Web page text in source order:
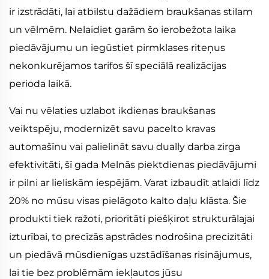
ir izstrādāti, lai atbilstu dažādiem braukšanas stilam
un vēlmēm. Nelaidiet garām šo ierobežota laika
piedāvājumu un iegūstiet pirmklases riteņus
nekonkurējamos tarifos šī speciālā realizācijas
perioda laikā.
Vai nu vēlaties uzlabot ikdienas braukšanas
veiktspēju, modernizēt savu pacelto kravas
automašīnu vai palielināt savu dually darba zirga
efektivitāti, šī gada Melnās piektdienas piedāvājumi
ir pilni ar lieliskām iespējām. Varat izbaudīt atlaidi līdz
20% no mūsu visas pielāgoto kalto daļu klāsta. Šie
produkti tiek ražoti, prioritāti piešķirot strukturālajai
izturībai, to precīzās apstrādes nodrošina precizitāti
un piedāvā mūsdienīgas uzstādīšanas risinājumus,
lai tie bez problēmām iekļautos jūsu